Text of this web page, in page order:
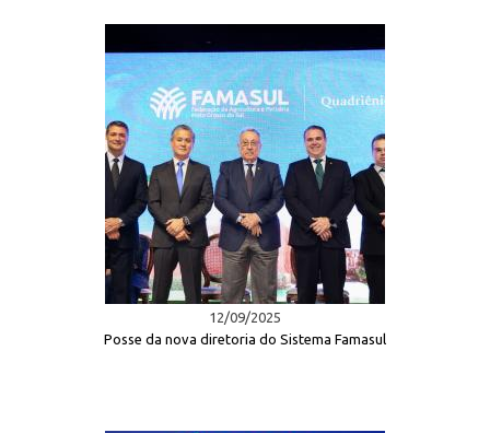
12/09/2025
Posse da nova diretoria do Sistema Famasul